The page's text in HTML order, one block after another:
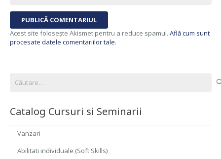
PUBLICĂ COMENTARIUL
Acest site folosește Akismet pentru a reduce spamul. Află cum sunt
procesate datele comentariilor tale.
după:
Catalog Cursuri si Seminarii
Vanzari
Abilitati individuale (Soft Skills)